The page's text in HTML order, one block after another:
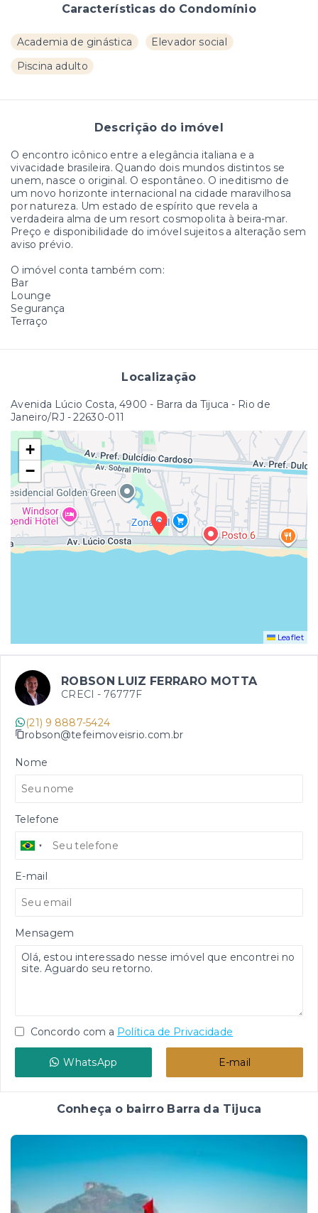
Características do Condomínio
Academia de ginástica
Elevador social
Piscina adulto
Descrição do imóvel
O encontro icônico entre a elegância italiana e a
vivacidade brasileira. Quando dois mundos distintos se
unem, nasce o original. O espontâneo. O ineditismo de
um novo horizonte internacional na cidade maravilhosa
por natureza. Um estado de espírito que revela a
verdadeira alma de um resort cosmopolita à beira-mar.
Preço e disponibilidade do imóvel sujeitos a alteração sem
aviso prévio.
O imóvel conta também com:
Bar
Lounge
Segurança
Terraço
Localização
Avenida Lúcio Costa, 4900 - Barra da Tijuca - Rio de
Janeiro/RJ - 22630-011
+
−
Leaflet
ROBSON LUIZ FERRARO MOTTA
CRECI - 76777F
(21) 9 8887-5424
robson@tefeimoveisrio.com.br
Nome
Telefone
E-mail
Mensagem
Concordo com a Política de Privacidade
WhatsApp E-mail
Conheça o bairro Barra da Tijuca